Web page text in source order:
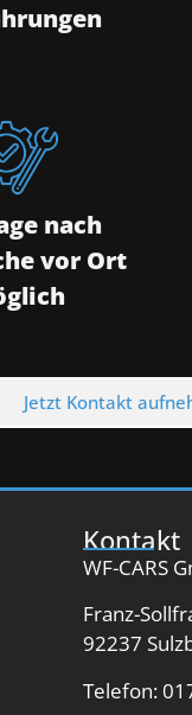
nach
vor Ort
Jetzt Kontakt
Kontakt
WF-CARS
Franz-
92237
Telefon: